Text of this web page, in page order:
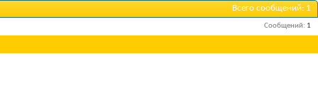
Всего сообщений 1
Сообщений 1